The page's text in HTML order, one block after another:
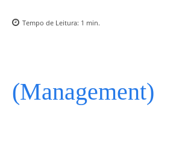
Tempo de Leitura: 1 min.
(Management)